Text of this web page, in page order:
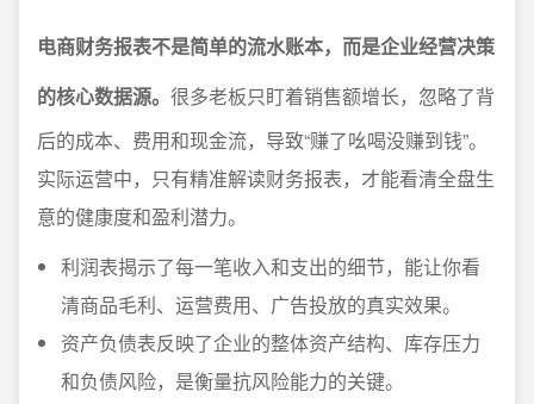
电商财务报表不是简单的流水账本，而是企业经营决策
的核心数据源。 很多老板只盯着销售额增长，忽略了背
后的成本、费用和现金流，导致“赚了吆喝没赚到钱”。
实际运营中，只有精准解读财务报表，才能看清全盘生
意的健康度和盈利潜力。
利润表揭示了每一笔收入和支出的细节，能让你看
清商品毛利、运营费用、广告投放的真实效果。
资产负债表反映了企业的整体资产结构、库存压力
和负债风险，是衡量抗风险能力的关键。